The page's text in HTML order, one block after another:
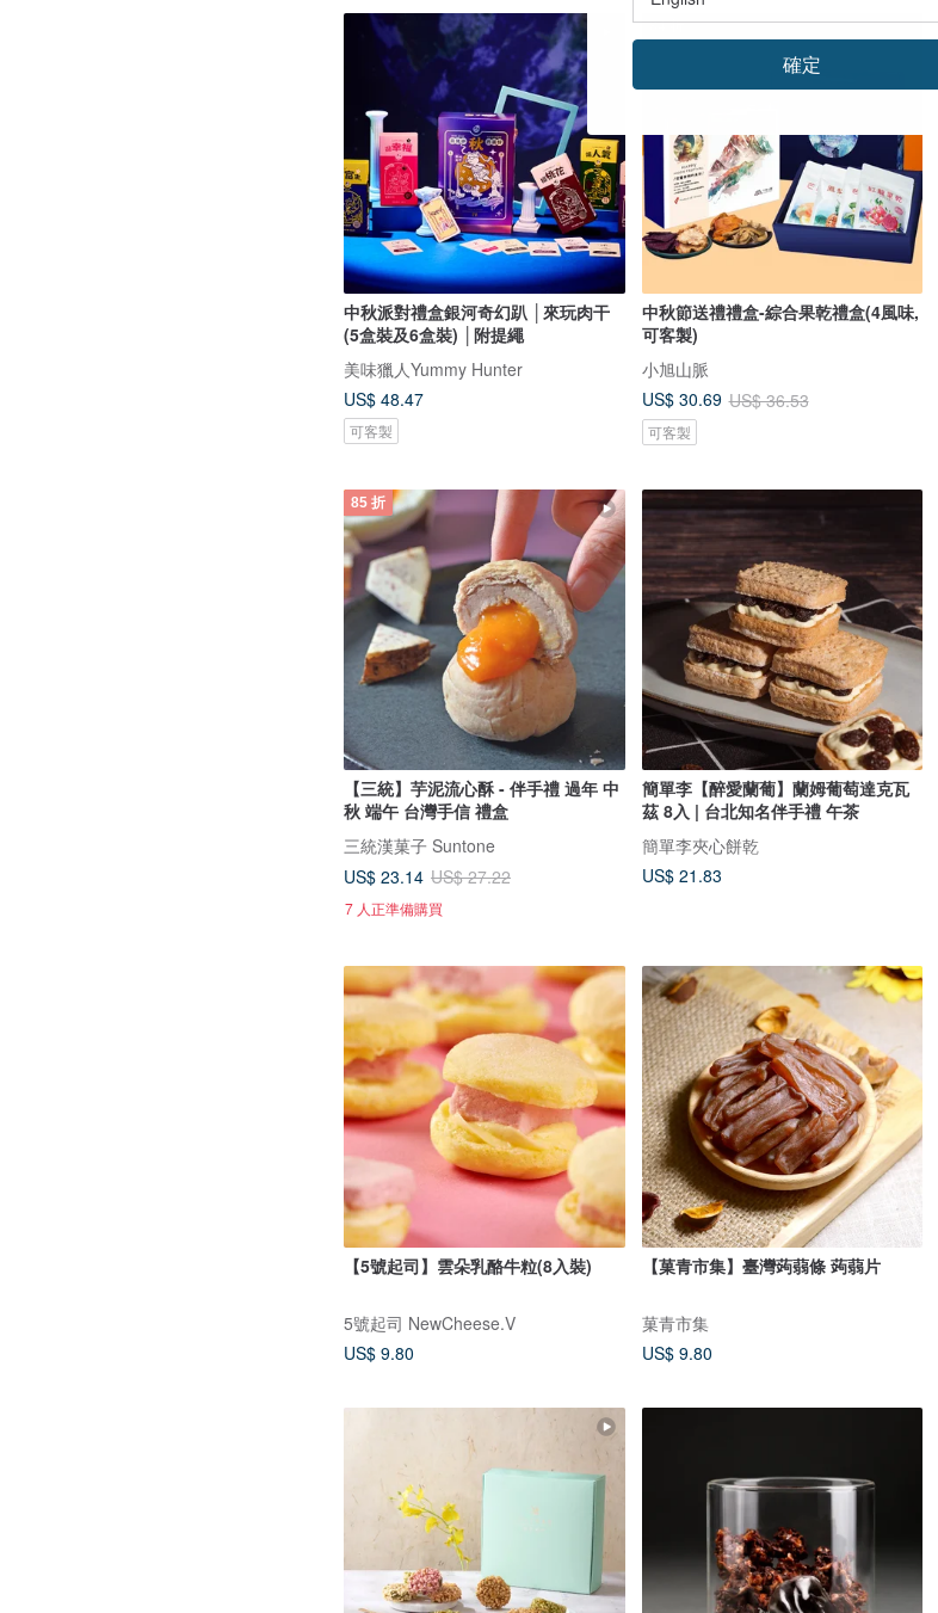
中秋派對禮盒銀河奇幻趴 │來玩肉干
(5盒裝及6盒裝) │附提繩
美味獵人Yummy Hunter
US$ 48.47
可客製
84 折
中秋節送禮禮盒-綜合果乾禮盒(4風味,
可客製)
小旭山脈
US$ 30.69 US$ 36.53
可客製
85 折
【三統】芋泥流心酥 - 伴手禮 過年 中
秋 端午 台灣手信 禮盒
三統漢菓子 Suntone
US$ 23.14 US$ 27.22
7 人正準備購買
簡單李【醉愛蘭葡】蘭姆葡萄達克瓦
茲 8入 | 台北知名伴手禮 午茶
簡單李夾心餅乾
US$ 21.83
【5號起司】雲朵乳酪牛粒(8入裝)
5號起司 NewCheese.V
US$ 9.80
【菓青市集】臺灣蒟蒻條 蒟蒻片
菓青市集
US$ 9.80
確定